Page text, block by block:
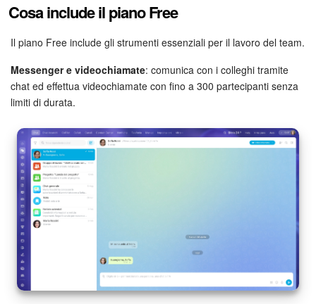
Incarichi e progetti
CRM
Contact Center
Sales Center
Analisi CRM
Generatore BI
Bitrix24 Market
Cosa include il piano Free
Il piano Free include gli strumenti essenziali per il lavoro del team.
Messenger e videochiamate: comunica con i colleghi tramite
chat ed effettua videochiamate con fino a 300 partecipanti senza
limiti di durata.